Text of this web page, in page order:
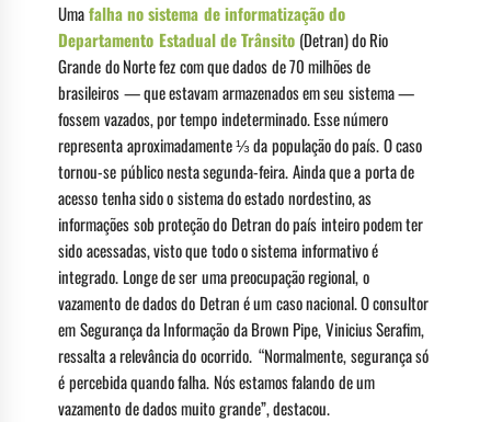
Umafalha no sistema de informatização do
Departamento Estadual de Trânsito (Detran) do Rio
Grande do Norte fez com que dados de 70 milhões de
brasileiros — que estavam armazenados em seu sistema —
fossem vazados, por tempo indeterminado. Esse número
representa aproximadamente ⅓ da população do país. O caso
tornou-se público nesta segunda-feira. Ainda que a porta de
acesso tenha sido o sistema do estado nordestino, as
informações sob proteção do Detran do país inteiro podem ter
sido acessadas, visto que todo o sistema informativo é
integrado. Longe de ser uma preocupação regional, o
vazamento de dados do Detran é um caso nacional. O consultor
em Segurança da Informação da Brown Pipe, Vinicius Serafim,
ressalta a relevância do ocorrido. “Normalmente, segurança só
é percebida quando falha. Nós estamos falando de um
vazamento de dados muito grande”, destacou.